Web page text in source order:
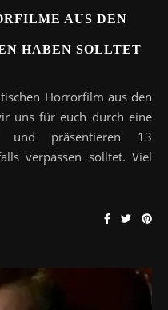
AUS DEN
HABEN SOLLTET
uns für euch durch eine
präsentieren 13
verpassen solltet. Viel